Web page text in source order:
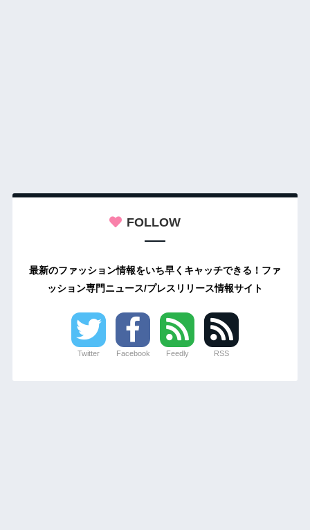
FOLLOW
最新のファッション情報をいち早くキャッチできる！ファ
ッション専門ニュース/プレスリリース情報サイト
Twitter Facebook Feedly RSS